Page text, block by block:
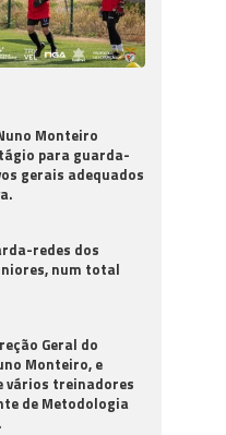
Monteiro
para guarda-
gerais adequados
redes dos
, num total
Geral do
Monteiro, e
vários treinadores
de Metodologia